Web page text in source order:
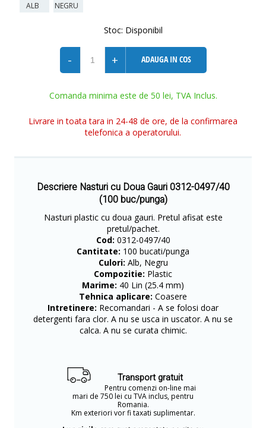
ALB NEGRU
Stoc: Disponibil
- + ADAUGA IN COS
Comanda minima este de 50 lei, TVA Inclus.
Livrare in toata tara in 24-48 de ore, de la confirmarea
telefonica a operatorului.
Descriere Nasturi cu Doua Gauri 0312-0497/40
(100 buc/punga)
Nasturi plastic cu doua gauri. Pretul afisat este
pretul/pachet.
Cod: 0312-0497/40
Cantitate: 100 bucati/punga
Culori: Alb, Negru
Compozitie: Plastic
Marime: 40 Lin (25.4 mm)
Tehnica aplicare: Coasere
Intretinere: Recomandari - A se folosi doar
detergenti fara clor. A nu se usca in uscator. A nu se
calca. A nu se curata chimic.
Transport gratuit
Pentru comenzi on-line mai
mari de 750 lei cu TVA inclus, pentru
Romania.
Km exteriori vor fi taxati suplimentar.